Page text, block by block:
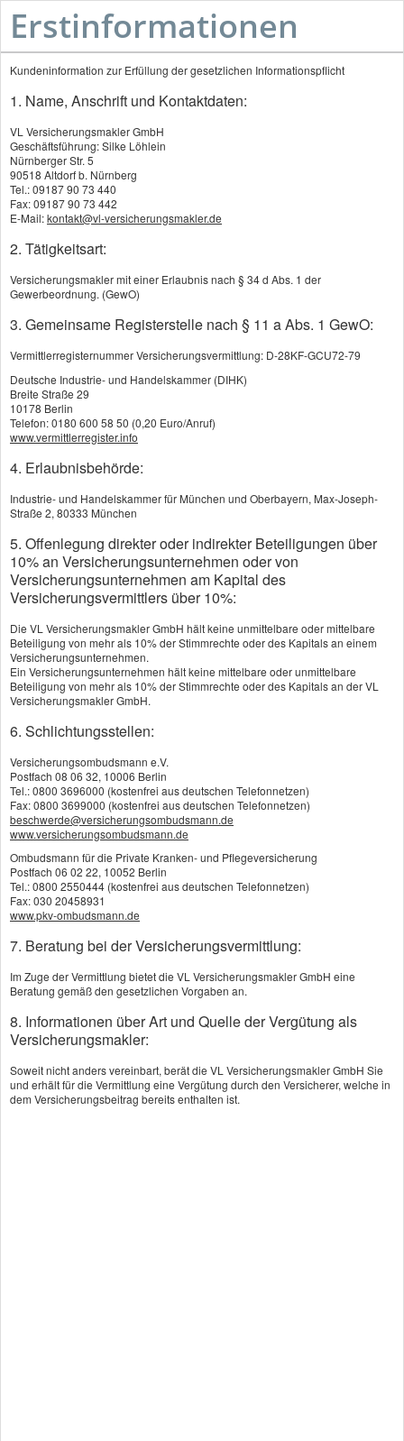
VL Versicherungsmakler
GmbH
Ihre Versicherungsmaklerin
im Raum Nürnberg
Termin vereinbaren
Startseite>
Produktpartnerliste
Erstinformationen
Kundeninformation zur Erfüllung der gesetzlichen Informationspflicht
1. Name, Anschrift und Kontaktdaten:
VL Versicherungsmakler GmbH
Geschäftsführung: Silke Löhlein
Nürnberger Str. 5
90518 Altdorf b. Nürnberg
Tel.: 09187 90 73 440
Fax: 09187 90 73 442
E-Mail:kontakt@vl-versicherungsmakler.de
2. Tätigkeitsart:
Versicherungsmakler mit einer Erlaubnis nach § 34 d Abs. 1 der
Gewerbeordnung. (GewO)
3. Gemeinsame Registerstelle nach § 11 a Abs. 1 GewO:
Vermittlerregisternummer Versicherungsvermittlung: D-28KF-GCU72-79
Deutsche Industrie- und Handelskammer (DIHK)
Breite Straße 29
10178 Berlin
Telefon: 0180 600 58 50 (0,20 Euro/Anruf)
www.vermittlerregister.info
4. Erlaubnisbehörde:
Industrie- und Handelskammer für München und Oberbayern, Max-Joseph-
Straße 2, 80333 München
5. Offenlegung direkter oder indirekter Beteiligungen über
10% an Versicherungsunternehmen oder von
Versicherungsunternehmen am Kapital des
Versicherungsvermittlers über 10%:
Die VL Versicherungsmakler GmbH hält keine unmittelbare oder mittelbare
Beteiligung von mehr als 10% der Stimmrechte oder des Kapitals an einem
Versicherungsunternehmen.
Ein Versicherungsunternehmen hält keine mittelbare oder unmittelbare
Beteiligung von mehr als 10% der Stimmrechte oder des Kapitals an der VL
Versicherungsmakler GmbH.
6. Schlichtungsstellen:
Versicherungsombudsmann e.V.
Postfach 08 06 32, 10006 Berlin
Tel.: 0800 3696000 (kostenfrei aus deutschen Telefonnetzen)
Fax: 0800 3699000 (kostenfrei aus deutschen Telefonnetzen)
beschwerde@versicherungsombudsmann.de
www.versicherungsombudsmann.de
Ombudsmann für die Private Kranken- und Pflegeversicherung
Postfach 06 02 22, 10052 Berlin
Tel.: 0800 2550444 (kostenfrei aus deutschen Telefonnetzen)
Fax: 030 20458931
www.pkv-ombudsmann.de
7. Beratung bei der Versicherungsvermittlung:
Im Zuge der Vermittlung bietet die VL Versicherungsmakler GmbH eine
Beratung gemäß den gesetzlichen Vorgaben an.
8. Informationen über Art und Quelle der Vergütung als
Versicherungsmakler:
Soweit nicht anders vereinbart, berät die VL Versicherungsmakler GmbH Sie
und erhält für die Vermittlung eine Vergütung durch den Versicherer, welche in
dem Versicherungsbeitrag bereits enthalten ist.